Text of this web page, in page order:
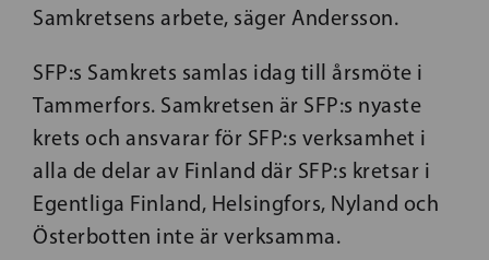
Samkretsens arbete, säger Andersson.
SFP:s Samkrets samlas idag till årsmöte i
Tammerfors. Samkretsen är SFP:s nyaste
krets och ansvarar för SFP:s verksamhet i
alla de delar av Finland där SFP:s kretsar i
Egentliga Finland, Helsingfors, Nyland och
Österbotten inte är verksamma.